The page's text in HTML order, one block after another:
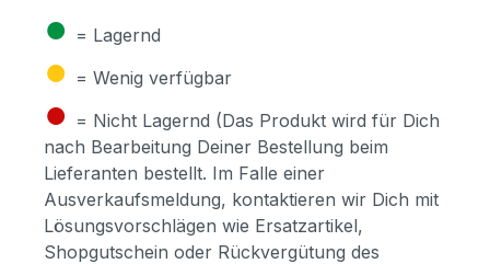
● = Lagernd
● = Wenig verfügbar
● = Nicht Lagernd (Das Produkt wird für Dich
nach Bearbeitung Deiner Bestellung beim
Lieferanten bestellt. Im Falle einer
Ausverkaufsmeldung, kontaktieren wir Dich mit
Lösungsvorschlägen wie Ersatzartikel,
Shopgutschein oder Rückvergütung des